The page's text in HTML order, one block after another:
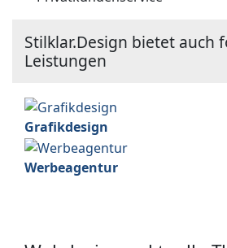
Stilklar.Design bietet auch
Leistungen
Grafikdesign
Werbeagentur